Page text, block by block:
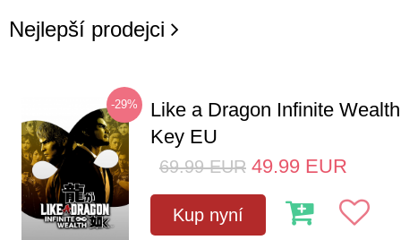
Nejlepší prodejci
-29%
Like a Dragon Infinite
Key EU
69.99 EUR 49.99 EUR
Kup nyní